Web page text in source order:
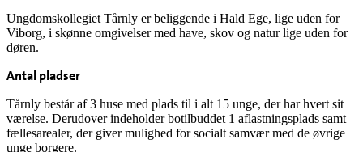
Ungdomskollegiet Tårnly er beliggende i Hald Ege, lige uden for
Viborg, i skønne omgivelser med have, skov og natur lige uden for
døren.
Antal pladser
Tårnly består af 3 huse med plads til i alt 15 unge, der har hvert sit
værelse. Derudover indeholder botilbuddet 1 aflastningsplads samt
fællesarealer, der giver mulighed for socialt samvær med de øvrige
unge borgere.